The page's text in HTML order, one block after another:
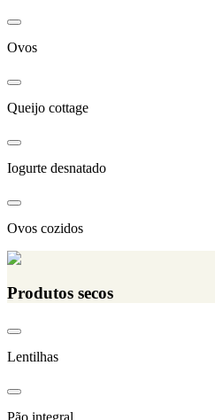
Ovos
Queijo cottage
Iogurte desnatado
Ovos cozidos
Produtos secos
Lentilhas